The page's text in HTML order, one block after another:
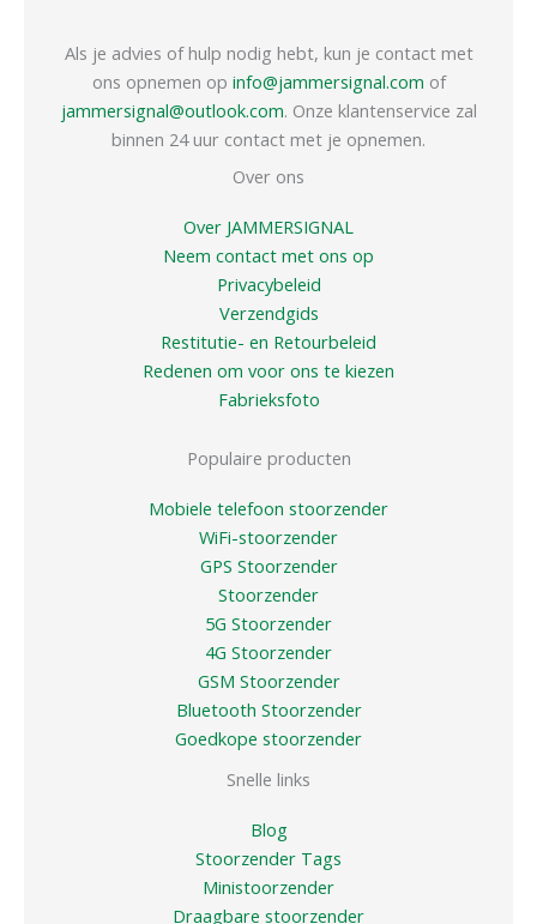
Als je advies of hulp nodig hebt, kun je contact met
ons opnemen op info@jammersignal.com of
jammersignal@outlook.com. Onze klantenservice zal
binnen 24 uur contact met je opnemen.
Over ons
Over JAMMERSIGNAL
Neem contact met ons op
Privacybeleid
Verzendgids
Restitutie- en Retourbeleid
Redenen om voor ons te kiezen
Fabrieksfoto
Populaire producten
Mobiele telefoon stoorzender
WiFi-stoorzender
GPS Stoorzender
Stoorzender
5G Stoorzender
4G Stoorzender
GSM Stoorzender
Bluetooth Stoorzender
Goedkope stoorzender
Snelle links
Blog
Stoorzender Tags
Ministoorzender
Draagbare stoorzender